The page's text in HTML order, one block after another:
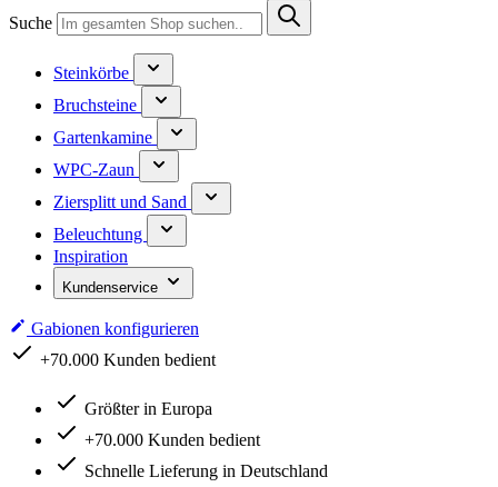
Suche
Steinkörbe
Bruchsteine
Gartenkamine
WPC-Zaun
Ziersplitt und Sand
Beleuchtung
Inspiration
Kundenservice
Gabionen konfigurieren
Schnelle Lieferung in Deutschland
Größter in Europa
+70.000 Kunden bedient
Schnelle Lieferung in Deutschland